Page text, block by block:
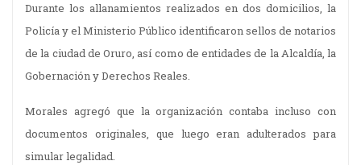
Durante los allanamientos realizados en dos domicilios, la
Policía y el Ministerio Público identificaron sellos de notarios
de la ciudad de Oruro, así como de entidades de la Alcaldía, la
Gobernación y Derechos Reales.
Morales agregó que la organización contaba incluso con
documentos originales, que luego eran adulterados para
simular legalidad.